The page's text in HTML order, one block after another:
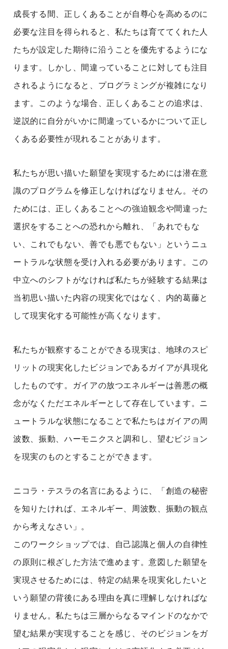
成長する間、正しくあることが自尊心を高めるのに
必要な注目を得られると、私たちは育ててくれた人
たちが設定した期待に沿うことを優先するようにな
ります。しかし、間違っていることに対しても注目
されるようになると、プログラミングが複雑になり
ます。このような場合、正しくあることの追求は、
逆説的に自分がいかに間違っているかについて正し
くある必要性が現れることがあります。
私たちが思い描いた願望を実現するためには潜在意
識のプログラムを修正しなければなりません。その
ためには、正しくあることへの強迫観念や間違った
選択をすることへの恐れから離れ、「あれでもな
い、これでもない、善でも悪でもない」というニュ
ートラルな状態を受け入れる必要があります。この
中立へのシフトがなければ私たちが経験する結果は
当初思い描いた内容の現実化ではなく、内的葛藤と
して現実化する可能性が高くなります。
私たちが観察することができる現実は、地球のスピ
リットの現実化したビジョンであるガイアが具現化
したものです。ガイアの放つエネルギーは善悪の概
念がなくただエネルギーとして存在しています。ニ
ュートラルな状態になることで私たちはガイアの周
波数、振動、ハーモニクスと調和し、望むビジョン
を現実のものとすることができます。
ニコラ・テスラの名言にあるように、「創造の秘密
を知りたければ、エネルギー、周波数、振動の観点
から考えなさい」。
このワークショップでは、自己認識と個人の自律性
の原則に根ざした方法で進めます。意図した願望を
実現させるためには、特定の結果を現実化したいと
いう願望の背後にある理由を真に理解しなければな
りません。私たちは三層からなるマインドのなかで
望む結果が実現することを感じ、そのビジョンをガ